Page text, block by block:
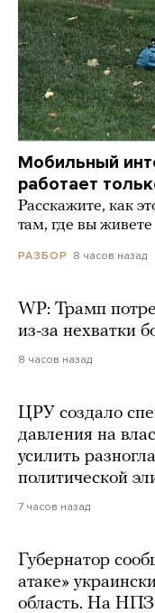
Мобильный
работает
Расскажите, как
там, где вы живете
РАЗБОР 8 часов назад
WP: Трамп
из-за нехватки
8 часов назад
ЦРУ создало
давления на
усилить
политической
7 часов назад
Губернатор
атаке»
область. На